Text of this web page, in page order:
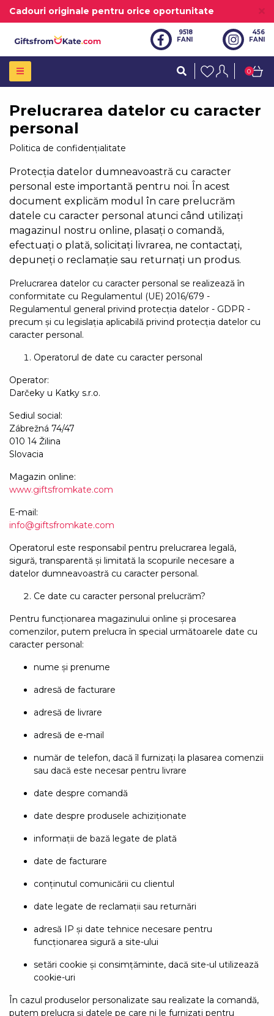
Cadouri originale pentru orice oportunitate
9518
FANI
456
FANI
0
Prelucrarea datelor cu caracter
personal
Politica de confidențialitate
Protecția datelor dumneavoastră cu caracter
personal este importantă pentru noi. În acest
document explicăm modul în care prelucrăm
datele cu caracter personal atunci când utilizați
magazinul nostru online, plasați o comandă,
efectuați o plată, solicitați livrarea, ne contactați,
depuneți o reclamație sau returnați un produs.
Prelucrarea datelor cu caracter personal se realizează în
conformitate cu Regulamentul (UE) 2016/679 -
Regulamentul general privind protecția datelor - GDPR -
precum și cu legislația aplicabilă privind protecția datelor cu
caracter personal.
Operatorul de date cu caracter personal
Operator:
Darčeky u Katky s.r.o.
Sediul social:
Zábrežná 74/47
010 14 Žilina
Slovacia
Magazin online:
www.giftsfromkate.com
E-mail:
info@giftsfromkate.com
Operatorul este responsabil pentru prelucrarea legală,
sigură, transparentă și limitată la scopurile necesare a
datelor dumneavoastră cu caracter personal.
Ce date cu caracter personal prelucrăm?
Pentru funcționarea magazinului online și procesarea
comenzilor, putem prelucra în special următoarele date cu
caracter personal:
nume și prenume
adresă de facturare
adresă de livrare
adresă de e-mail
număr de telefon, dacă îl furnizați la plasarea comenzii
sau dacă este necesar pentru livrare
date despre comandă
date despre produsele achiziționate
informații de bază legate de plată
date de facturare
conținutul comunicării cu clientul
date legate de reclamații sau returnări
adresă IP și date tehnice necesare pentru
funcționarea sigură a site-ului
setări cookie și consimțăminte, dacă site-ul utilizează
cookie-uri
În cazul produselor personalizate sau realizate la comandă,
putem prelucra și datele pe care ni le furnizați pentru